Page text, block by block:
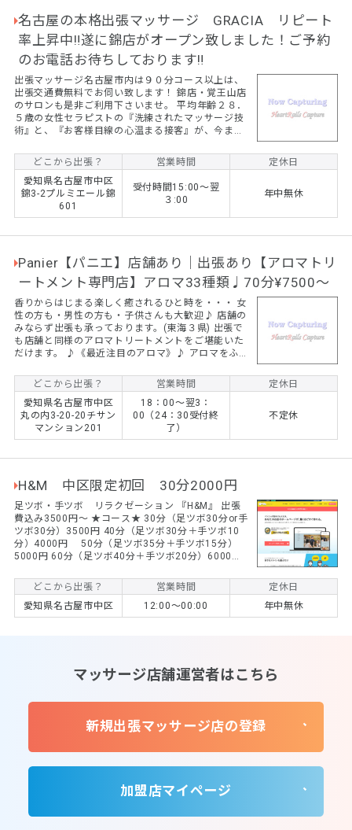
名古屋の本格出張マッサージ GRACIA リピート
率上昇中‼遂に錦店がオープン致しました！ご予約
のお電話お待ちしております‼
出張マッサージ名古屋市内は９０分コース以上は、
出張交通費無料でお伺い致します！ 錦店・覚王山店
のサロンも是非ご利用下さいませ。 平均年齢２８．
５歳の女性セラピストの『洗練されたマッサージ技
術』と、『お客様目線の心温まる接客』が、今まで
の技術と笑顔のサービスをお試しください。 名古屋
市内を中心に愛知県全域への『出張マッサージ』の
サービスを提供しています。セラピストは全員女性
なので女性のお客様も安心です。男性のお客様も歓
迎しておりますので、是非、この機会に『ＧＲＡＣ
ＩＡ』のリラクゼーションマッサージ・エイジング
どこから出張？ 営業時間
定休日
愛知県名古屋市中区
錦3-2プルミエール錦
601
受付時間15:00～翌
３:00
年中無休
Panier【パニエ】店舗あり｜出張あり【アロマトリ
ートメント専門店】アロマ33種類♩70分¥7500〜
香りからはじまる楽しく癒されるひと時を・・・ 女
性の方も・男性の方も・子供さんも大歓迎♪ 店舗の
みならず出張も承っております。(東海３県) 出張で
も店舗と同様のアロマトリートメントをご堪能いた
だけます。 ♪《最近注目のアロマ》♪ アロマをふん
ロマ初心者の方でも安心してご利用いただけます。
《アロマ精油33種類！》お客様の体調・気分に合わ
せてアロマ精油33種類の中から、その日に合うアロ
マをご提案し調合いたします♪ 本能が導き出す癒し
のひと時をご堪能下さいませ。
どこから出張？ 営業時間
定休日
愛知県名古屋市中区
丸の内3-20-20チサン
マンション201
18：00～翌3：
00（24：30受付終
了）
不定休
H&M 中区限定初回 30分2000円
足ツボ・手ツボ リラクゼーション 『H&M』 出張
費込み3500円～ ★コース★ 30分（足ツボ30分or手
ツボ30分）3500円 40分（足ツボ30分＋手ツボ10
分）4000円 50分（足ツボ35分＋手ツボ15分）
5000円 60分（足ツボ40分＋手ツボ20分）6000円
どこから出張？
営業時間
定休日
愛知県名古屋市中区
12:00～00:00 年中無休
リラクゼーション＆ビューティサロン Ａ−ｒｏｏ
一日のお客様を限定し、 一人一人との出会いを大切
と思っておりますので、完全予約制とさせて頂いて
顔に健康や癒し、美の空間としてご利用下さい。 な
お、施術は経験豊富な日本人女性施術者が訪問させ
営業時間
栄 矢場町駅 徒歩
15:00〜27:00 毎週月曜日